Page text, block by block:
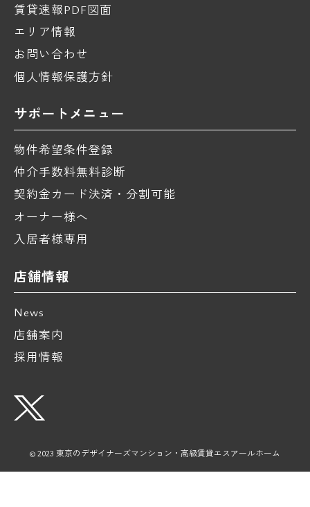
賃貸速報PDF図面
エリア情報
お問い合わせ
個人情報保護方針
サポートメニュー
物件希望条件登録
仲介手数料無料診断
契約金カード決済・分割可能
オーナー様へ
入居者様専用
店舗情報
News
店舗案内
採用情報
© 2023 東京のデザイナーズマンション・高級賃貸エスアールホーム